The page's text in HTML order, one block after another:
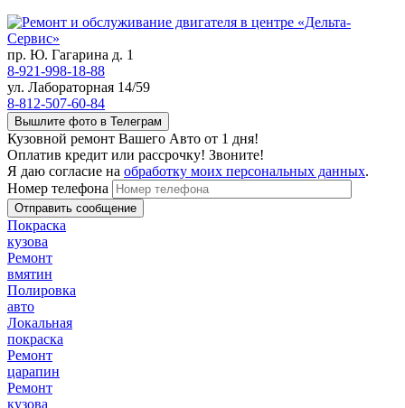
пр. Ю. Гагарина д. 1
8-921-998-18-88
ул. Лабораторная 14/59
8-812-507-60-84
Вышлите фото в Телеграм
Кузовной ремонт Вашего Авто от 1 дня!
Оплатив кредит или рассрочку! Звоните!
Я даю согласие на обработку моих персональных данных.
Номер телефона
Покраска
кузова
Ремонт
вмятин
Полировка
авто
Локальная
покраска
Ремонт
царапин
Ремонт
кузова